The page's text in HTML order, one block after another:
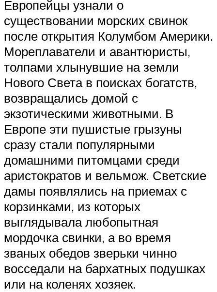
Европейцы узнали о
существовании морских свинок
после открытия Колумбом Америки.
Мореплаватели и авантюристы,
толпами хлынувшие на земли
Нового Света в поисках богатств,
возвращались домой с
экзотическими животными. В
Европе эти пушистые грызуны
сразу стали популярными
домашними питомцами среди
аристократов и вельмож. Светские
дамы появлялись на приемах с
корзинками, из которых
выглядывала любопытная
мордочка свинки, а во время
званых обедов зверьки чинно
восседали на бархатных подушках
или на коленях хозяек.